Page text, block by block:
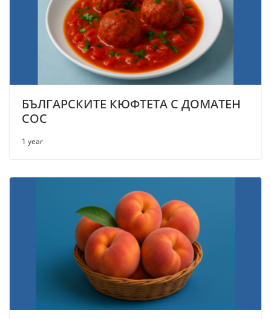
БЪЛГАРСКИТЕ КЮФТЕТА С ДОМАТЕН
СОС
1 year